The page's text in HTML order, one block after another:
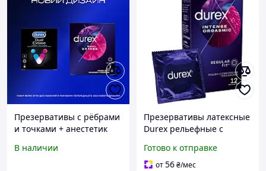
Презервативы с рёбрами
и точками + анестетик
упаковка
В наличии
Презервативы латексные
Durex рельефные с
стимулирующий гель-
смазка, прозрачные
Готово к отправке
от56₴/мес